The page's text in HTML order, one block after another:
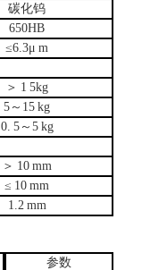
碳化钨
650HB
≤6.3μ m
＞ 1 5kg
5～15 kg
0. 5～5 kg
＞ 10 mm
≤ 10 mm
1.2 mm
参数